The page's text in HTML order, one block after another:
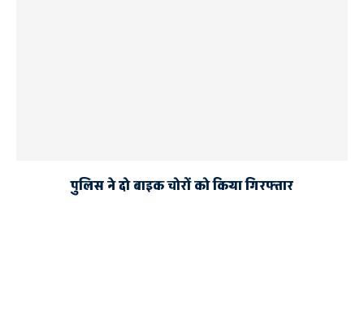
पुलिस ने दो बाइक चोरों को किया गिरफ्तार